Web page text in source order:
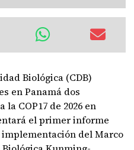
Biológica (CDB)
en Panamá dos
COP17 de 2026 en
el primer informe
del Marco